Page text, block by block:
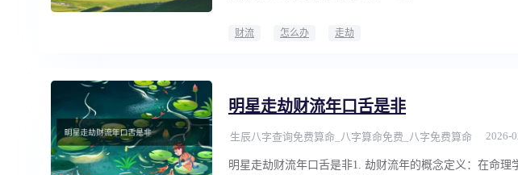
财流 怎么办 走劫
明星走劫财流年口舌是非
生辰八字查询免费算命_八字算命免费_八字免费算命 2026-
明星走劫财流年口舌是非1. 劫财流年的概念定义：在命